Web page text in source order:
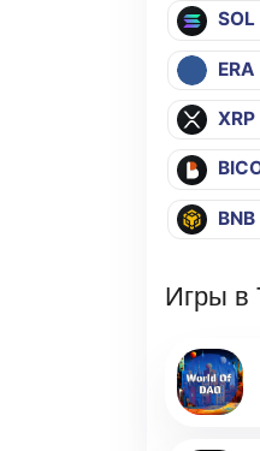
SOL
ERA
XRP
BNB
Игры в